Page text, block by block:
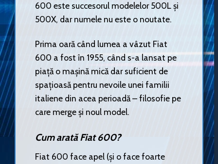
600 este succesorul modelelor 500L și
500X, dar numele nu este o noutate.
Prima oară când lumea a vâzut Fiat
600 a fost în 1955, când s-a lansat pe
piață o mașină mică dar suficient de
spațioasă pentru nevoile unei familii
italiene din acea perioadă – filosofie pe
care merge și noul model.
Cum arată Fiat 600?
Fiat 600 face apel (și o face foarte